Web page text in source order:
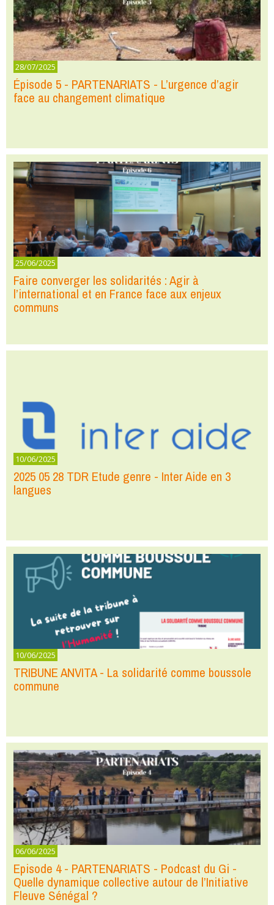
28/07/2025
Épisode 5 - PARTENARIATS - L’urgence d’agir
face au changement climatique
25/06/2025
Faire converger les solidarités : Agir à
l’international et en France face aux enjeux
communs
10/06/2025
2025 05 28 TDR Etude genre - Inter Aide en 3
langues
10/06/2025
TRIBUNE ANVITA - La solidarité comme boussole
commune
06/06/2025
Episode 4 - PARTENARIATS - Podcast du Gi -
Quelle dynamique collective autour de l’Initiative
Fleuve Sénégal ?